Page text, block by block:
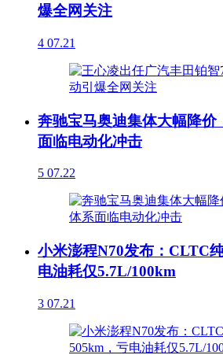
爆全网关注
4 07.21
奔驰宝马奥迪集体大幅降价
面临电动化冲击
5 07.22
小米澎程N70发布：CLTC
电油耗仅5.7L/100km
3 07.21